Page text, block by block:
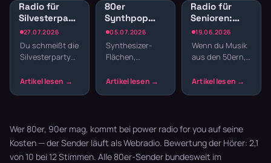
27.07.2026
Radio für
Silvesterparty:
Die besten
Sender für
den
Jahreswechsel
Du schmeißt die
Silvesterparty
den ganzen
läuft dur…
05.07.2026
80er
Synthpop
Radio: New
Wave und
elektronische
Synthesizer-
Flächen,
Melodien und
Synthpop war
der Sound…
19.06.2026
Radio für
Senioren:
Musik der
50er, 60er
und 70er
Wenn du Musik
aus den 50ern,
70ern hören
zappen, bis…
Wer 80er, 90er mag, kommt bei power radio for you auf seine
Kosten — der Sender läuft als Webradio. Bewertung der Hörer: 2,1
von 10 bei 12 Stimmen. Alle 80er-Sender bundesweit im